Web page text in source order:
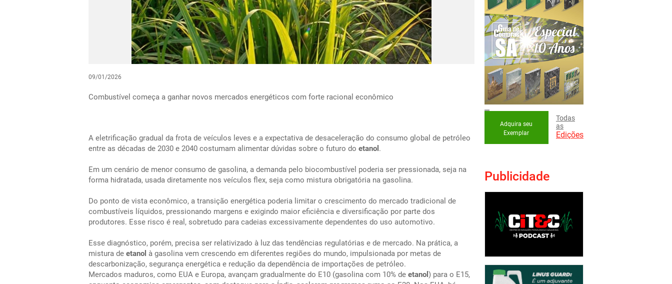
09/01/2026
Combustível começa a ganhar novos mercados energéticos com forte racional econômico
A eletrificação gradual da frota de veículos leves e a expectativa de desaceleração do consumo global de petróleo
entre as décadas de 2030 e 2040 costumam alimentar dúvidas sobre o futuro do etanol .
Em um cenário de menor consumo de gasolina, a demanda pelo biocombustível poderia ser pressionada, seja na
forma hidratada, usada diretamente nos veículos flex, seja como mistura obrigatória na gasolina.
Do ponto de vista econômico, a transição energética poderia limitar o crescimento do mercado tradicional de
combustíveis líquidos, pressionando margens e exigindo maior eficiência e diversificação por parte dos
produtores. Esse risco é real, sobretudo para cadeias excessivamente dependentes do uso automotivo.
Esse diagnóstico, porém, precisa ser relativizado à luz das tendências regulatórias e de mercado. Na prática, a
mistura de etanol à gasolina vem crescendo em diferentes regiões do mundo, impulsionada por metas de
descarbonização, segurança energética e redução da dependência de importações de petróleo.
Mercados maduros, como EUA e Europa, avançam gradualmente do E10 (gasolina com 10% de etanol ) para o E15,
Adquira seu
Exemplar
Todas
as
Edições
Publicidade